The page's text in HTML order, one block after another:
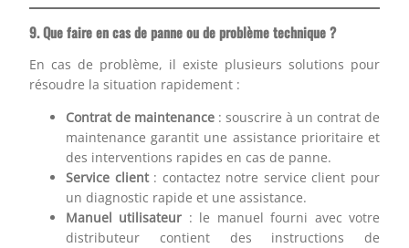
9. Que faire en cas de panne ou de problème technique ?
En cas de problème, il existe plusieurs solutions pour
résoudre la situation rapidement :
Contrat de maintenance : souscrire à un contrat de
maintenance garantit une assistance prioritaire et
des interventions rapides en cas de panne.
Service client: contactez notre service client pour
un diagnostic rapide et une assistance.
Manuel utilisateur : le manuel fourni avec votre
distributeur contient des instructions de